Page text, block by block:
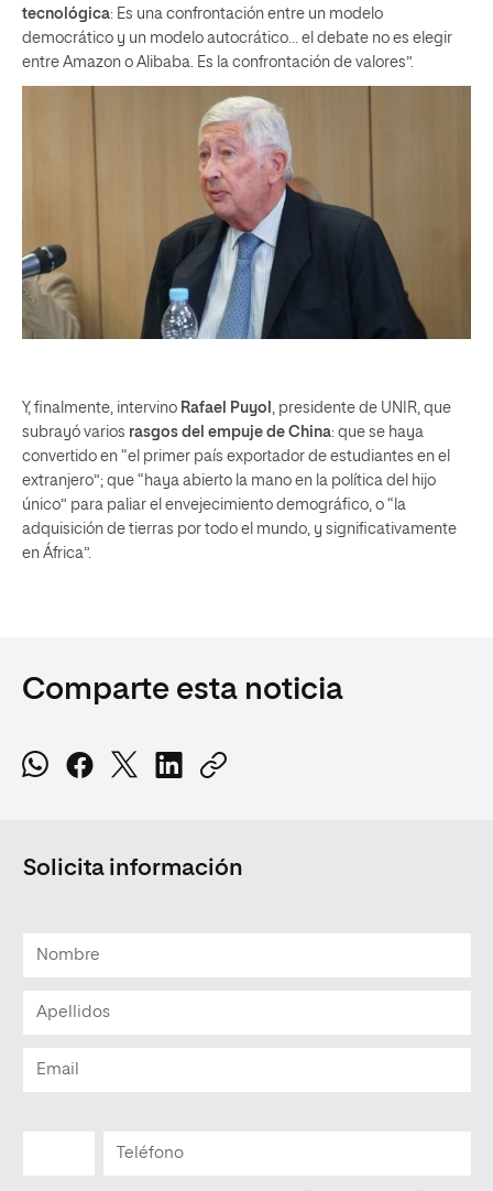
tecnológica: Es una confrontación entre un modelo
democrático y un modelo autocrático… el debate no es elegir
entre Amazon o Alibaba. Es la confrontación de valores”.
Y, finalmente, intervino Rafael Puyol
, presidente de UNIR, que
subrayó varios rasgos del empuje de China: que se haya
convertido en “el primer país exportador de estudiantes en el
extranjero”; que “haya abierto la mano en la política del hijo
único” para paliar el envejecimiento demográfico, o “la
adquisición de tierras por todo el mundo, y significativamente
en África”.
Comparte esta noticia
Solicita información